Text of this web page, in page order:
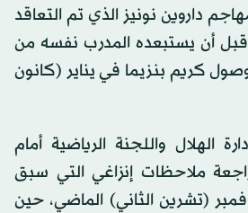
داروين نونيز الذي تم التعاقد
قبل أن يستبعده المدرب نفسه من
كريم بنزيما في يناير (كانون
الهلال واللجنة الرياضية أمام
ملاحظات إنزاغي التي سبق
(تشرين الثاني) الماضي، حين